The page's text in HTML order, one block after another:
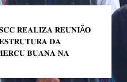
𝐑𝐄𝐀𝐋𝐈𝐙𝐀 𝐑𝐄𝐔𝐍𝐈Ã𝐎
𝐃𝐀
𝐁𝐔𝐀𝐍𝐀 𝐍𝐀